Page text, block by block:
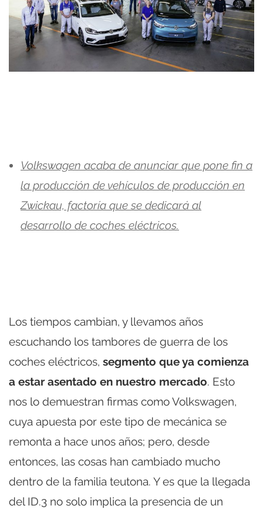
Volkswagen acaba de anunciar que pone fin a
la producción de vehículos de producción en
Zwickau, factoría que se dedicará al
desarrollo de coches eléctricos.
Los tiempos cambian, y llevamos años
escuchando los tambores de guerra de los
coches eléctricos, segmento que ya comienza
a estar asentado en nuestro mercado. Esto
nos lo demuestran firmas como Volkswagen,
cuya apuesta por este tipo de mecánica se
remonta a hace unos años; pero, desde
entonces, las cosas han cambiado mucho
dentro de la familia teutona. Y es que la llegada
del ID.3 no solo implica la presencia de un